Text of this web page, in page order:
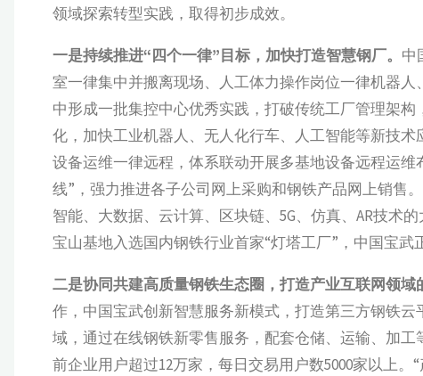
领域探索转型实践，取得初步成效。
一是持续推进“四个一律”目标，加快打造智慧钢厂。 中
室一律集中并搬离现场、人工体力操作岗位一律机器
中形成一批集控中心优秀实践，打破传统工厂管理架
化，加快工业机器人、无人化行车、人工智能等新技
设备运维一律远程，体系联动开展多基地设备远程运
线”，强力推进各子公司网上采购和钢铁产品网上销售
智能、大数据、云计算、区块链、5G、仿真、AR技术
宝山基地入选国内钢铁行业首家“灯塔工厂”，中国宝武
二是协同共建高质量钢铁生态圈，打造产业互联网领域
作，中国宝武创新智慧服务新模式，打造第三方钢铁云
域，通过在线钢铁新零售服务，配套仓储、运输、加
前企业用户超过12万家，每日交易用户数5000家以上